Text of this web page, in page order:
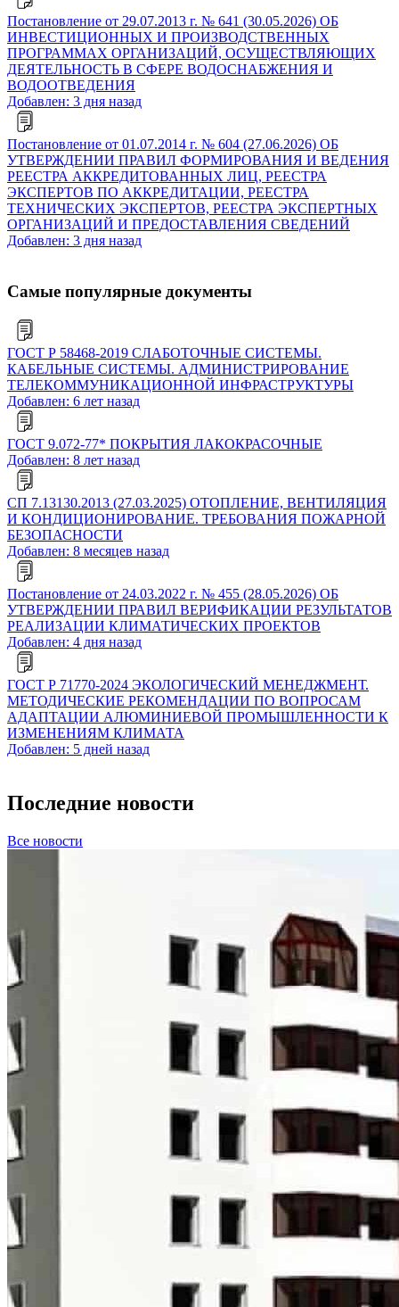
Постановление от 29.07.2013 г. № 641 (30.05.2026) ОБ
ИНВЕСТИЦИОННЫХ И ПРОИЗВОДСТВЕННЫХ
ПРОГРАММАХ ОРГАНИЗАЦИЙ, ОСУЩЕСТВЛЯЮЩИХ
ДЕЯТЕЛЬНОСТЬ В СФЕРЕ ВОДОСНАБЖЕНИЯ И
ВОДООТВЕДЕНИЯ
Добавлен: 3 дня назад
Постановление от 01.07.2014 г. № 604 (27.06.2026) ОБ
УТВЕРЖДЕНИИ ПРАВИЛ ФОРМИРОВАНИЯ И ВЕДЕНИЯ
РЕЕСТРА АККРЕДИТОВАННЫХ ЛИЦ, РЕЕСТРА
ЭКСПЕРТОВ ПО АККРЕДИТАЦИИ, РЕЕСТРА
ТЕХНИЧЕСКИХ ЭКСПЕРТОВ, РЕЕСТРА ЭКСПЕРТНЫХ
ОРГАНИЗАЦИЙ И ПРЕДОСТАВЛЕНИЯ СВЕДЕНИЙ
Добавлен: 3 дня назад
Самые популярные документы
ГОСТ Р 58468-2019 СЛАБОТОЧНЫЕ СИСТЕМЫ.
КАБЕЛЬНЫЕ СИСТЕМЫ. АДМИНИСТРИРОВАНИЕ
ТЕЛЕКОММУНИКАЦИОННОЙ ИНФРАСТРУКТУРЫ
Добавлен: 6 лет назад
ГОСТ 9.072-77* ПОКРЫТИЯ ЛАКОКРАСОЧНЫЕ
Добавлен: 8 лет назад
СП 7.13130.2013 (27.03.2025) ОТОПЛЕНИЕ, ВЕНТИЛЯЦИЯ
И КОНДИЦИОНИРОВАНИЕ. ТРЕБОВАНИЯ ПОЖАРНОЙ
БЕЗОПАСНОСТИ
Добавлен: 8 месяцев назад
Постановление от 24.03.2022 г. № 455 (28.05.2026) ОБ
УТВЕРЖДЕНИИ ПРАВИЛ ВЕРИФИКАЦИИ РЕЗУЛЬТАТОВ
РЕАЛИЗАЦИИ КЛИМАТИЧЕСКИХ ПРОЕКТОВ
Добавлен: 4 дня назад
ГОСТ Р 71770-2024 ЭКОЛОГИЧЕСКИЙ МЕНЕДЖМЕНТ.
МЕТОДИЧЕСКИЕ РЕКОМЕНДАЦИИ ПО ВОПРОСАМ
АДАПТАЦИИ АЛЮМИНИЕВОЙ ПРОМЫШЛЕННОСТИ К
ИЗМЕНЕНИЯМ КЛИМАТА
Добавлен: 5 дней назад
Последние новости
Все новости